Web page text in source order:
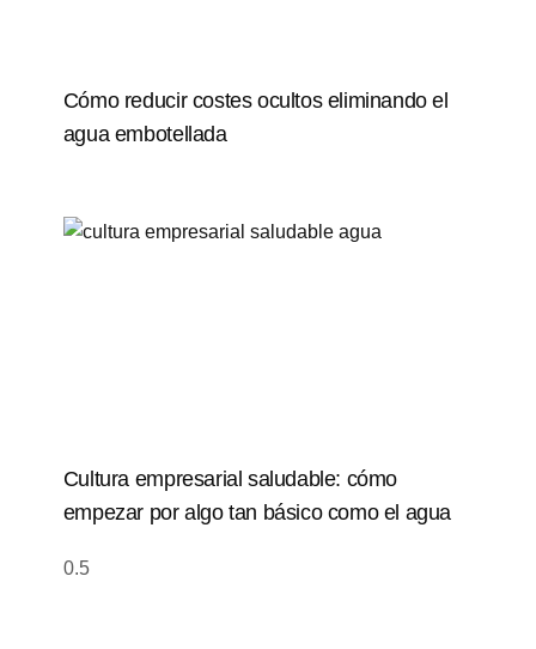
Cómo reducir costes ocultos eliminando el
agua embotellada
Cultura empresarial saludable: cómo
empezar por algo tan básico como el agua